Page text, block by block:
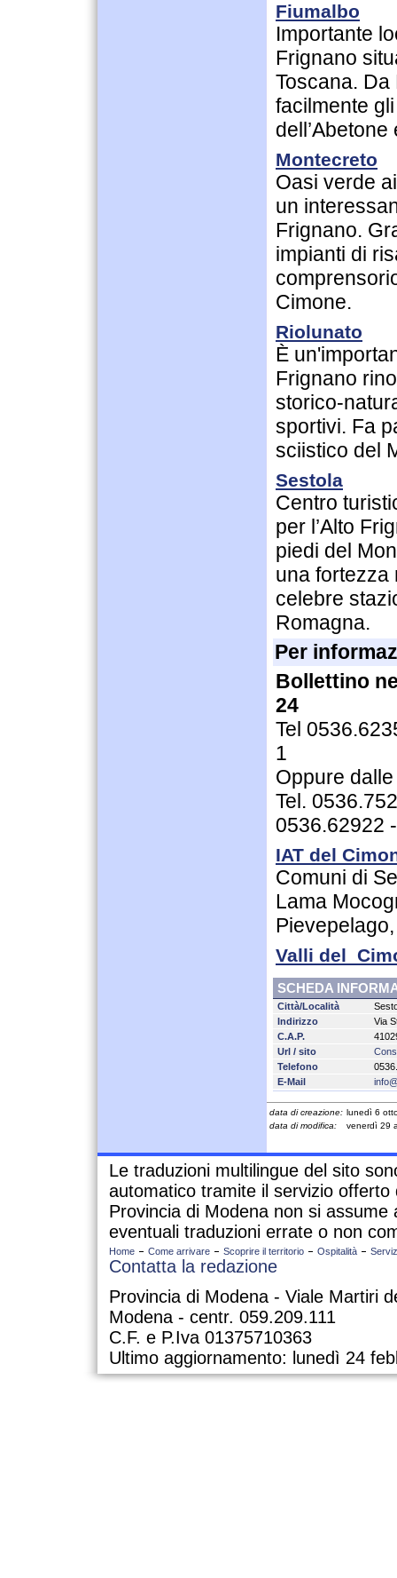
Fiumalbo
Importante
Frignano
Toscana.
facilmente
Montecreto
Oasi verde
un
Frignano.
impianti di
Cimone.
Riolunato
È
Frignano
storico-
sportivi. Fa
sciistico del
Sestola
Centro
per l’Alto
piedi del
una fortezza
celebre
Romagna.
Per
Bollettino
24
Tel
1
Oppure
Tel.
0536.62922
IAT del
Comuni di
Lama
Valli del
SCHEDA
Città/Località
Indirizzo
Via
C.A.P.
Url / sito
Telefono
E-Mail
data di creazione: lunedì 6
data di modifica:
venerdì 29
Le traduzioni multilingue del sito
automatico tramite il servizio
Provincia di Modena non si assume
eventuali traduzioni errate o non
Home Come arrivare Scoprire il territorio Ospitalità
Contatta la redazione
Provincia di Modena - Viale Martiri
Modena - centr. 059.209.111
C.F. e P.Iva 01375710363
Ultimo aggiornamento: lunedì 24